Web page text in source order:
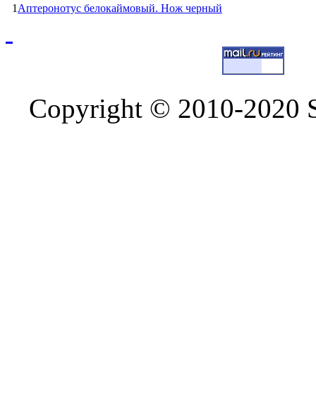
1 Аптеронотус белокаймовый. Нож черный
Copyright © 2010-2020